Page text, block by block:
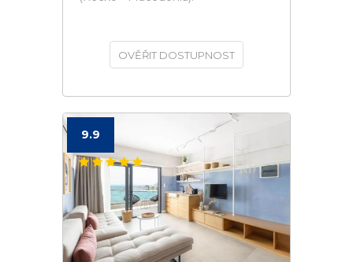
OVĚŘIT DOSTUPNOST
9.9